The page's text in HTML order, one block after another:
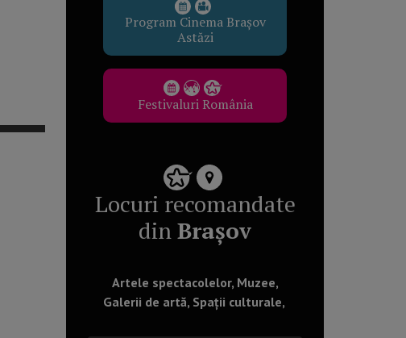
Program Cinema Brașov
Astăzi
Festivaluri România
Locuri recomandate
dinBrașov
Artele spectacolelor, Muzee,
Galerii de artă, Spații culturale,